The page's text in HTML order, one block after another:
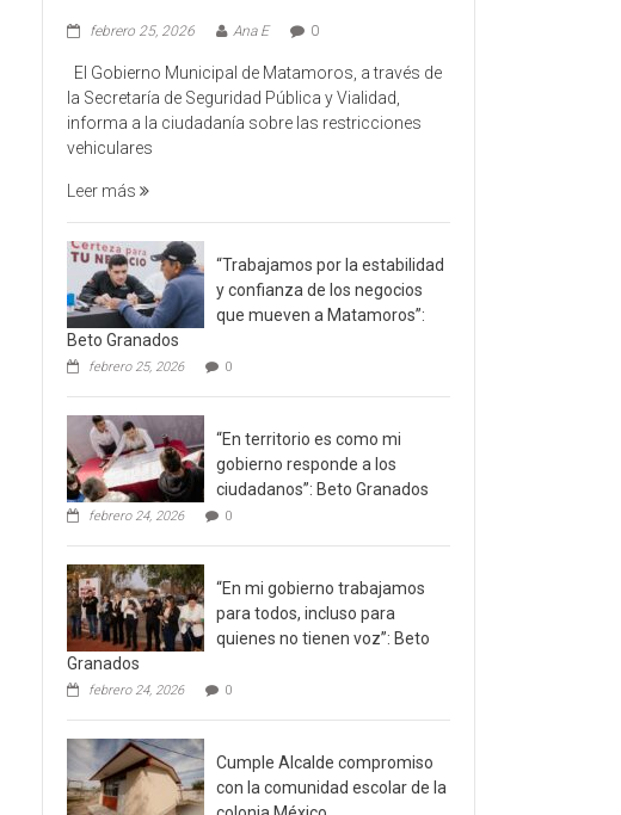
febrero 25, 2026 Ana E 0
El Gobierno Municipal de Matamoros, a través de
la Secretaría de Seguridad Pública y Vialidad,
informa a la ciudadanía sobre las restricciones
vehiculares
Leer más
“Trabajamos por la estabilidad
y confianza de los negocios
que mueven a Matamoros”:
Beto Granados
febrero 25, 2026 0
“En territorio es como mi
gobierno responde a los
ciudadanos”: Beto Granados
febrero 24, 2026 0
“En mi gobierno trabajamos
para todos, incluso para
quienes no tienen voz”: Beto
Granados
febrero 24, 2026 0
Cumple Alcalde compromiso
con la comunidad escolar de la